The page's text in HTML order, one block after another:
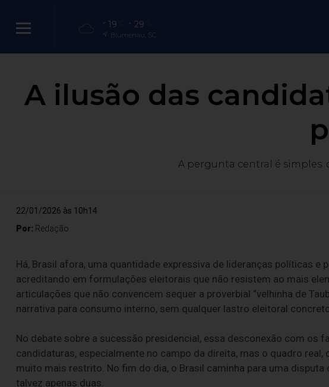
19 29
Blumenau, SC
A ilusão das
A pergunta central é simples:
22/01/2026 às 10h14
Por: Redação
Há, Brasil afora, uma quantidade expressiva de lideranças políticas
acreditando em formulações eleitorais que não resistem ao mais
articulações que não convencem sequer a proverbial “velhinha de
narrativa para consumo interno, sem qualquer lastro eleitoral
No debate sobre a sucessão presidencial, essa desconexão com os
candidaturas, especialmente no campo da direita, mas o quadro
muito mais restrito. No fim do dia, o Brasil caminha para uma
talvez apenas duas.